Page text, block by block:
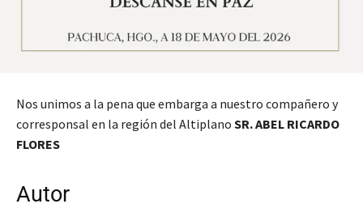
Nos unimos a la pena que embarga a nuestro compañero y
corresponsal en la región del Altiplano SR. ABEL RICARDO
FLORES
Autor